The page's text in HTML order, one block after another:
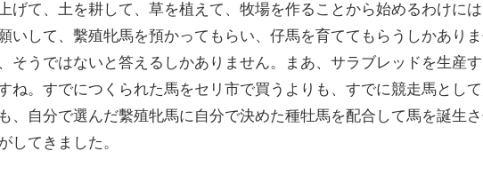
げて、土を耕して、草を植えて、牧場を作ることから始めるわけに
いして、繫殖牝馬を預かってもらい、仔馬を育ててもらうしかあり
そうではないと答えるしかありません。まあ、サラブレッドを生産
ね。すでにつくられた馬をセリ市で買うよりも、すでに競走馬とし
、自分で選んだ繫殖牝馬に自分で決めた種牡馬を配合して馬を誕生
してきました。